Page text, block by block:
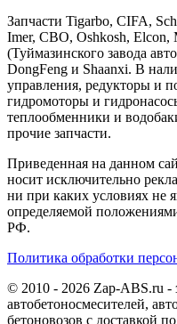
Запчасти Tigarbo, CIFA,
Imer, CBO, Oshkosh,
(Туймазинского завода
DongFeng и Shaanxi. В
управления, редукторы и
гидромоторы и
теплообменники и
прочие запчасти.
Приведенная на данном
носит исключительно
ни при каких условиях не
определяемой
РФ.
Политика обработки
© 2010 - 2026 Zap-ABS.ru -
автобетоносмесителей,
бетоновозов с доставкой